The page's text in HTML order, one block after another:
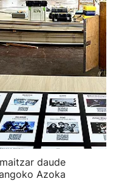
daude
Azoka